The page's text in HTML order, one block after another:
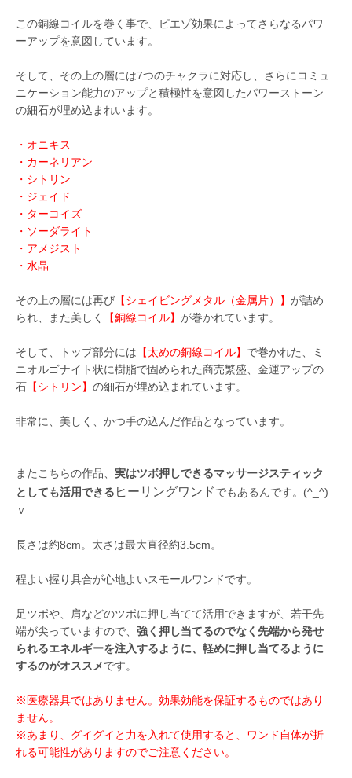
この銅線コイルを巻く事で、ピエゾ効果によってさらなるパワ
ーアップを意図しています。
そして、その上の層には7つのチャクラに対応し、さらにコミュ
ニケーション能力のアップと積極性を意図したパワーストーン
の細石が埋め込まれいます。
・オニキス
・カーネリアン
・シトリン
・ジェイド
・ターコイズ
・ソーダライト
・アメジスト
・水晶
その上の層には再び 【シェイビングメタル（金属片）】 が詰め
られ、また美しく
【銅線コイル】 が巻かれています。
そして、トップ部分には 【太めの銅線コイル】 で巻かれた、ミ
ニオルゴナイト状に樹脂で固められた商売繁盛、金運アップの
石 【シトリン】 の細石が埋め込まれています。
非常に、美しく、かつ手の込んだ作品となっています。
またこちらの作品、 実はツボ押しできるマッサージスティック
としても活用できる ヒーリングワンドでもあるんです。(^_^)
ｖ
長さは約8cm。太さは最大直径約3.5cm。
程よい握り具合が心地よいスモールワンドです。
足ツボや、肩などのツボに押し当てて活用できますが、若干先
端が尖っていますので、 強く押し当てるのでなく先端から発せ
られるエネルギーを注入するように、軽めに押し当てるように
するのがオススメです。
※医療器具ではありません。効果効能を保証するものではあり
ません。
※あまり、グイグイと力を入れて使用すると、ワンド自体が折
れる可能性がありますのでご注意ください。